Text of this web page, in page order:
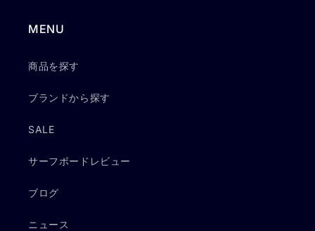
MENU
商品を探す
ブランドから探す
SALE
サーフボードレビュー
ブログ
ニュース